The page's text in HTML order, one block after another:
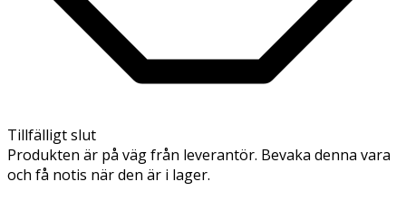
Tillfälligt slut
Produkten är på väg från leverantör. Bevaka denna vara
och få notis när den är i lager.